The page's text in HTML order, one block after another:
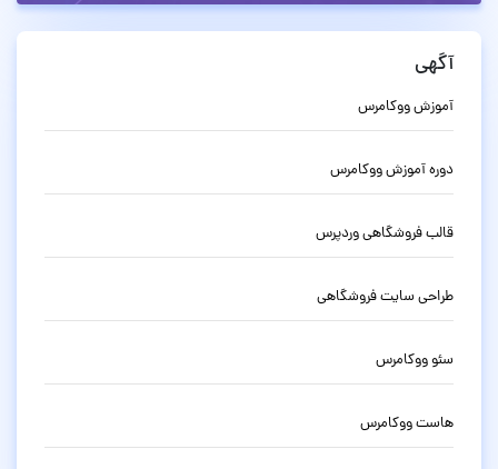
آگهی
آموزش ووکامرس
دوره آموزش ووکامرس
قالب فروشگاهی وردپرس
طراحی سایت فروشگاهی
سئو ووکامرس
هاست ووکامرس